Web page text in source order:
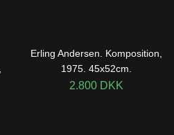
Erling Andersen. Komposition,
1975. 45x52cm.
2.800 DKK